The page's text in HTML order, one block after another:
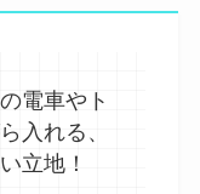
電車やト
入れる、
立地！